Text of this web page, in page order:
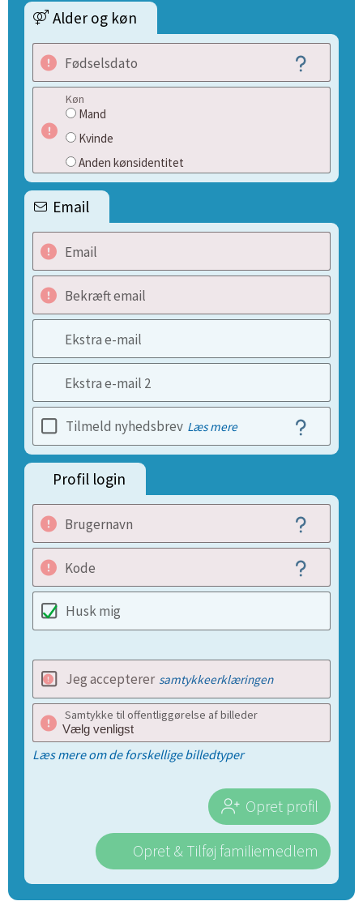
Alder og køn
Fødselsdato
Køn
Mand
Kvinde
Anden kønsidentitet
Email
Email
Bekræft email
Ekstra e-mail
Ekstra e-mail 2
Tilmeld nyhedsbrev Læs mere
Profil login
Brugernavn
Kode
Husk mig
Jeg accepterer samtykkeerklæringen
Samtykke til offentliggørelse af billeder
Læs mere om de forskellige billedtyper
Opret profil
Opret & Tilføj familiemedlem